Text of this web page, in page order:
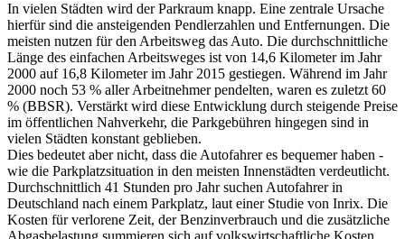
In vielen Städten wird der Parkraum knapp. Eine zentrale Ursache
hierfür sind die ansteigenden Pendlerzahlen und Entfernungen. Die
meisten nutzen für den Arbeitsweg das Auto. Die durchschnittliche
Länge des einfachen Arbeitsweges ist von 14,6 Kilometer im Jahr
2000 auf 16,8 Kilometer im Jahr 2015 gestiegen. Während im Jahr
2000 noch 53 % aller Arbeitnehmer pendelten, waren es zuletzt 60
% (BBSR). Verstärkt wird diese Entwicklung durch steigende Preise
im öffentlichen Nahverkehr, die Parkgebühren hingegen sind in
vielen Städten konstant geblieben.
Dies bedeutet aber nicht, dass die Autofahrer es bequemer haben -
wie die Parkplatzsituation in den meisten Innenstädten verdeutlicht.
Durchschnittlich 41 Stunden pro Jahr suchen Autofahrer in
Deutschland nach einem Parkplatz, laut einer Studie von Inrix. Die
Kosten für verlorene Zeit, der Benzinverbrauch und die zusätzliche